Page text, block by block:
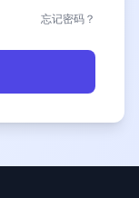
忘记密码？